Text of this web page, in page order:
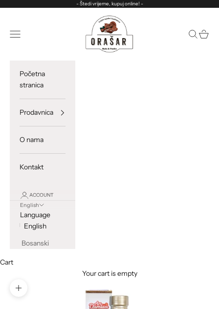
- Štedi vrijeme, kupuj online! -
ORASAR
Open navigation menu
OpenOpen
Početna
stranica
Prodavnica
O nama
Kontakt
ACCOUNT
English
Language
English
Bosanski
Cart
Your cart is empty
Zoom picture